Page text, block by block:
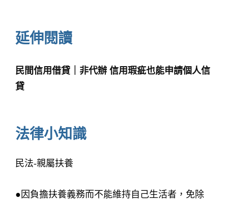
延伸閱讀
民間信用借貸｜非代辦 信用瑕疵也能申請個人信
貸
法律小知識
民法-親屬扶養
●因負擔扶養義務而不能維持自己生活者，免除